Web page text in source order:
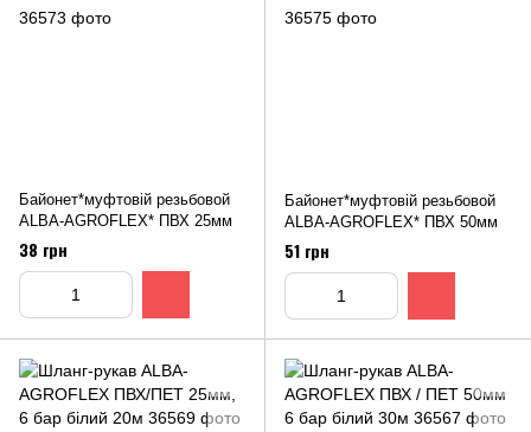
Байонет*муфтовій резьбовой
ALBA-АGROFLEX* ПВХ 25мм
38 грн
Байонет*муфтовій резьбовой
ALBA-АGROFLEX* ПВХ 50мм
51 грн